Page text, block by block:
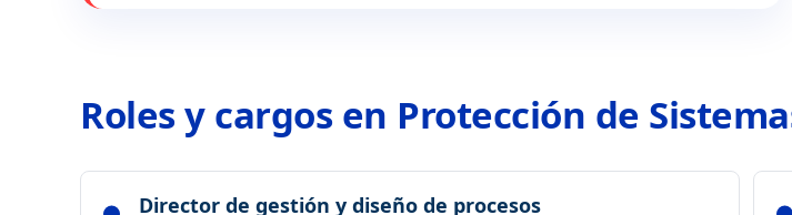
Roles y cargos en Protección de
Director de gestión y diseño de procesos